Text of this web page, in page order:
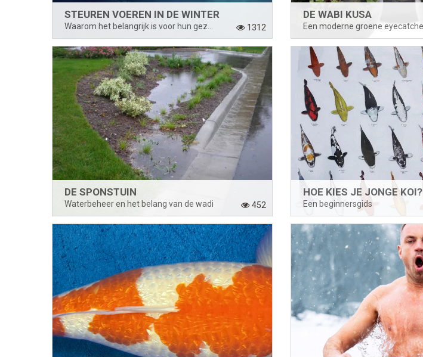
STEUREN VOEREN IN DE WINTER
1312
DE WABI KUSA
DE SPONSTUIN
Waterbeheer en het belang van de wadi 452
HOE KIES JE JONGE KOI?
Een beginnersgids